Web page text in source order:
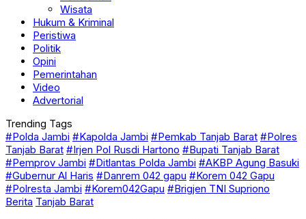
Wisata
Hukum & Kriminal
Peristiwa
Politik
Opini
Pemerintahan
Video
Advertorial
Trending Tags
#Polda Jambi #Kapolda Jambi #Pemkab Tanjab Barat #Polres
Tanjab Barat #Irjen Pol Rusdi Hartono #Bupati Tanjab Barat
#Pemprov Jambi #Ditlantas Polda Jambi #AKBP Agung Basuki
#Gubernur Al Haris #Danrem 042 gapu #Korem 042 Gapu
#Polresta Jambi #Korem042Gapu #Brigjen TNI Supriono
Berita Tanjab Barat